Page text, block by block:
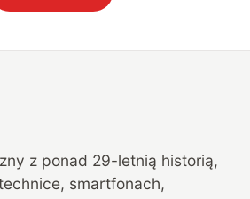
z ponad 29-letnią historią,
smartfonach,